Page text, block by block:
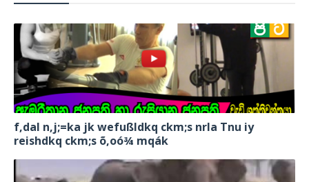
f,dal n,j;=ka jk wefußldkq ckm;s nrla Tnu iy
reishdkq ckm;s õ,oó¾ mqák